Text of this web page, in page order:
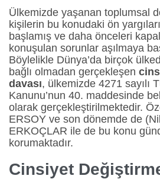
Ülkemizde yaşanan toplumsal
kişilerin bu konudaki ön
başlamış ve daha önceleri
konuşulan sorunlar aşılmaya
Böylelikle Dünya’da birçok
bağlı olmadan gerçekleşen
davası, ülkemizde 4271 sayılı
Kanunu’nun 40. maddesinde
olarak gerçekleştirilmektedir.
ERSOY ve son dönemde de
ERKOÇLAR ile de bu konu
korumaktadır.
Cinsiyet